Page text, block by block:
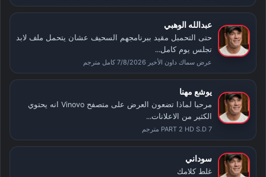
عبدالله الوهبي
حتى التحمبل مقيد ببرنامجهم السحيف عشان يتحمل ملف لابد
تجلس يوم كامل...
عرض سماك داون الأخير 7/8/2026 كامل مترجم
يوشع مهنا
مرحبا لماذا تضعون العرض على متصفح Vinovo انه يحتوي
الكثير من الاعلانات...
PART 2 HD S.D 7 مترجم
سوداني
غلط كلامك